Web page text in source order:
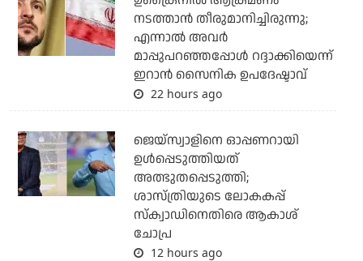
നടത്താന്‍ തീരുമാനിച്ചിരുന്നു;
എന്നാല്‍ അവര്‍
മാപ്പുപറഞ്ഞപ്പോള്‍ റദ്ദാക്കിയെന്ന്
ഇറാന്‍ സൈനിക ഉപദേഷ്ടാവ്
22 hours ago
ജെയ്‌സ്വാളിനെ ഓപ്പണറായി
ഉള്‍പ്പെടുത്തിയത്
അത്ഭുതപ്പെടുത്തി;
ശാസ്ത്രിയുടെ ലോകകപ്പ്
സ്‌ക്വാഡിനെതിരെ ആകാശ്
ചോപ്ര
12 hours ago